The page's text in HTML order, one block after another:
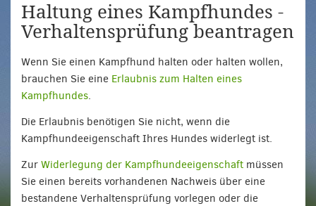
Haltung eines Kampfhundes -
Verhaltensprüfung beantragen
Wenn Sie einen Kampfhund halten oder halten wollen,
brauchen Sie eine Erlaubnis zum Halten eines
Kampfhundes.
Die Erlaubnis benötigen Sie nicht, wenn die
Kampfhundeeigenschaft Ihres Hundes widerlegt ist.
Zur Widerlegung der Kampfhundeeigenschaft müssen
Sie einen bereits vorhandenen Nachweis über eine
bestandene Verhaltensprüfung vorlegen oder die